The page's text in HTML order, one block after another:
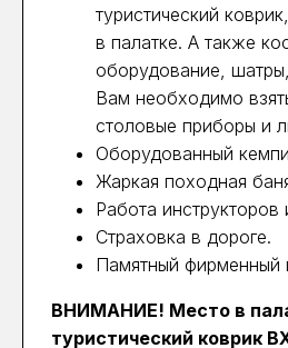
туристический
в палатке. А также
оборудование,
Вам необходимо
столовые приборы и
Оборудованный
Жаркая походная
Работа инструкторов
Страховка в дороге.
Памятный фирменный
ВНИМАНИЕ! Место в
туристический коврик